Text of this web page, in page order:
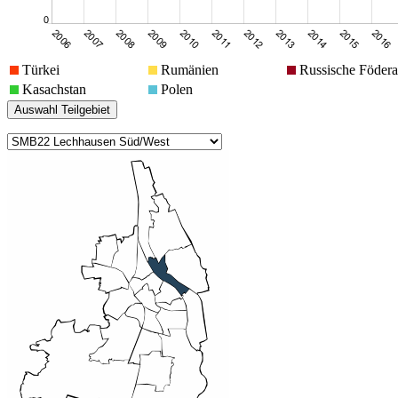
Türkei Rumänien
Russische
Kasachstan
Polen